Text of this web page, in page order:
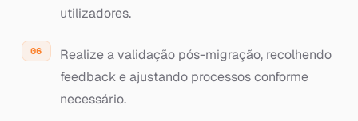
utilizadores.
Realize a validação pós-migração, recolhendo
feedback e ajustando processos conforme
necessário.